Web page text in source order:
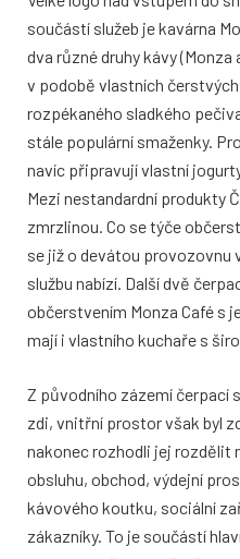
součástí služeb je kavárna
dva různé druhy kávy
v podobě vlastních
rozpékaného sladkého
stále populární smaženky.
navíc připravují vlastní
Mezi nestandardní produkty
zmrzlinou. Co se týče
se již o devátou
službu nabízí. Další dvě
občerstvením Monza Café s
mají i vlastního kuchaře s
Z původního zázemí čerpací
zdi, vnitřní prostor však byl
nakonec rozhodli jej rozdělit
obsluhu, obchod, výdejní
kávového koutku, sociální
zákazníky. To je součástí